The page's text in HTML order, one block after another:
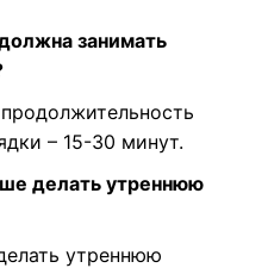
занимать
– 15-30 минут.
делать утреннюю
утреннюю